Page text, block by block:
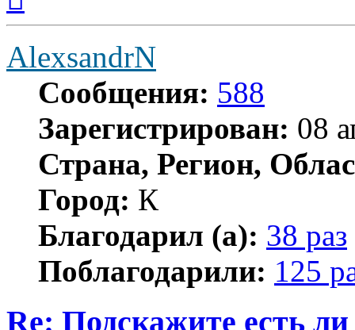
началу
AlexsandrN
Сообщения: 588
Зарегистрирован: 08
Страна, Регион,
Город: К
Благодарил (а): 38 раз
Поблагодарили: 125
Re: Подскажите есть